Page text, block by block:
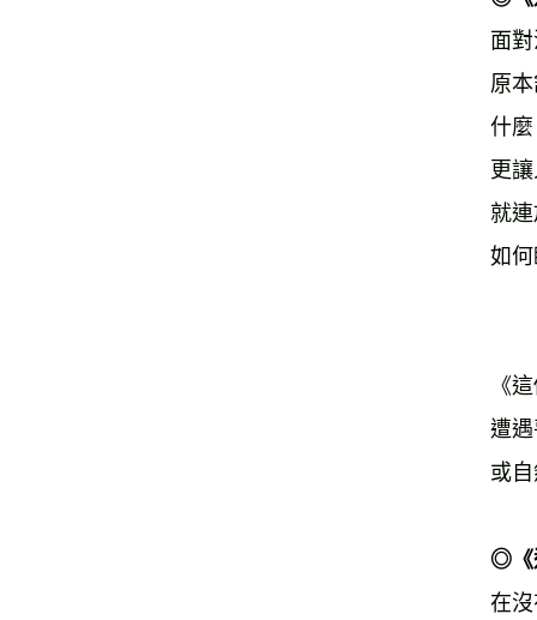
面
原
什
更
就
如
《
遭
或
◎《
在